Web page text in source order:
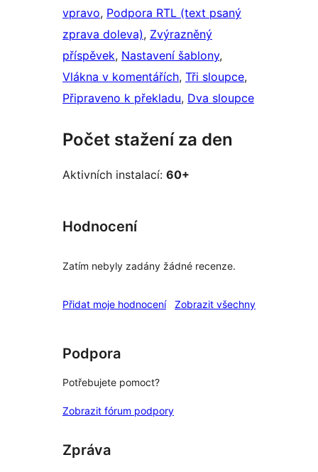
vpravo, Podpora RTL (text psaný
zprava doleva), Zvýrazněný
příspěvek, Nastavení šablony
Vlákna v komentářích, Tři sloupce
Připraveno k překladu, Dva sloupce
Počet stažení za den
Aktivních instalací: 60+
Hodnocení
Zatím nebyly zadány žádné recenze.
Přidat moje hodnocení Zobrazit všechnyrecenze
Podpora
Potřebujete pomoct?
Zobrazit fórum podpory
Zpráva